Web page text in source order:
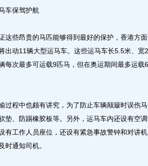
保驾护航
些昂贵的马匹能够得到最好的保护，香港方面
出动11辆大型运马车。这些运马车长5.5米、
每次最多可运载9匹马，但在奥运期间最多运载
程中也颇有讲究，为了防止车辆颠簸时误伤马
垫、防踢橡胶板等。另外，运马车内还设有空
有工作人员座位，还设有紧急事故警钟和对讲
时通知司机。